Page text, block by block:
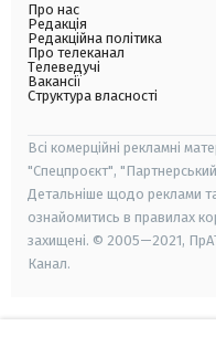
Про нас
Редакція
Редакційна політика
Про телеканал
Телеведучі
Вакансії
Структура власності
Всі комерційні рекламні
"Спецпроєкт",
Детальніше щодо реклами
ознайомитись в правилах
захищені. © 2005—2021,
Канал.